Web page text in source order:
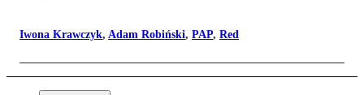
Iwona Krawczyk, Adam Robiński, PAP, Red